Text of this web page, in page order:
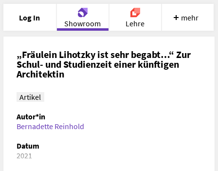
Log In
Showroom Lehre
Portfolio Image Cloud Chat
mehr
„Fräulein Lihotzky ist sehr begabt…“ Zur
Schul- und Studienzeit einer künftigen
Architektin
Artikel
Autor*in
Bernadette Reinhold
Datum
2021